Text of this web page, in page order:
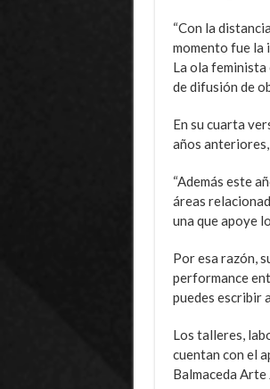
“Con la
momento fue la
La ola feminista
de difusión de
En su cuarta
años
“Además este
áreas
una que apoye
Por esa razón,
performance
puedes escribir a
Los talleres,
cuentan con el
Balmaceda